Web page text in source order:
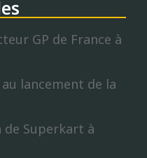
GP de France à
lancement de la
de Superkart à